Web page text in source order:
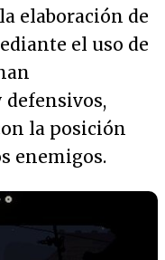
elaboración de
el uso de
la posición
enemigos.